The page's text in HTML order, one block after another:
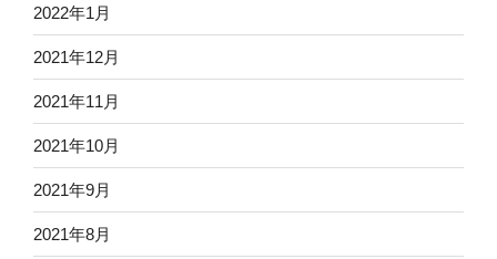
2022年1月
2021年12月
2021年11月
2021年10月
2021年9月
2021年8月